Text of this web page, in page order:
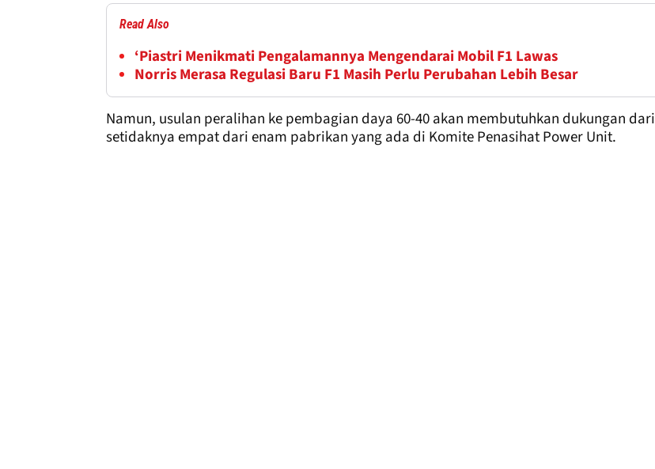
Read Also
‘Piastri Menikmati Pengalamannya Mengendarai Mobil F1 Lawas
Norris Merasa Regulasi Baru F1 Masih Perlu Perubahan Lebih Besar
Namun, usulan peralihan ke pembagian daya 60-40 akan membutuhkan dukungan dari
setidaknya empat dari enam pabrikan yang ada di Komite Penasihat Power Unit.